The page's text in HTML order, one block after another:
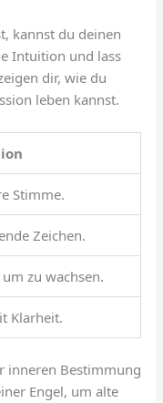
kannst du deinen
Intuition und lass
dir, wie du
leben kannst.
Stimme.
Zeichen.
zu wachsen.
Klarheit.
inneren Bestimmung
Engel, um alte